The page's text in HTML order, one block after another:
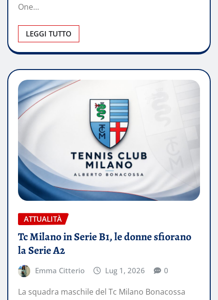
One…
LEGGI TUTTO
ATTUALITÀ
Tc Milano in Serie B1, le donne sfiorano
la Serie A2
Emma Citterio Lug 1, 2026 0
La squadra maschile del Tc Milano Bonacossa